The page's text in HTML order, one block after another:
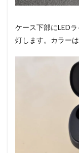
ケース下部にLED
灯します。カラー